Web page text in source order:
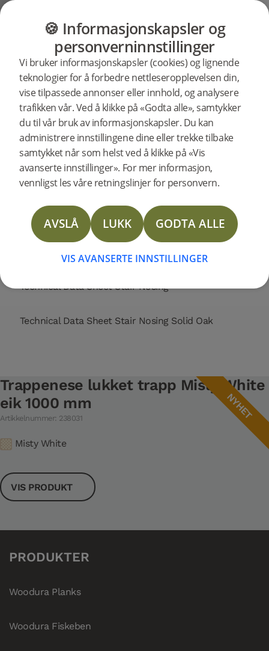
GULV MØBLER PRODUKTER
🍪 Informasjonskapsler og
personverninnstillinger
Vi bruker informasjonskapsler (cookies) og lignende
teknologier for å forbedre nettleseropplevelsen din,
vise tilpassede annonser eller innhold, og analysere
trafikken vår. Ved å klikke på «Godta alle», samtykker
du til vår bruk av informasjonskapsler. Du kan
administrere innstillingene dine eller trekke tilbake
samtykket når som helst ved å klikke på «Vis
avanserte innstillinger». For mer informasjon,
vennligst les våre retningslinjer for personvern.
AVSLÅ LUKK GODTA ALLE
VIS AVANSERTE INNSTILLINGER
Søkestøtte
etter
spesifikke
produkter
238031 Trappenese lukket trapp Misty White eik 1000 mm
Brukerstøtte Produktstøtte Trappeneser
Trappenese lukket trapp Misty
White eik 1000 mm støtte
Installation instructions Stair nosing for Open
Staircase
Installation instructions Stair nosing for Closed
Staircase
DOP Stair nose
Technical Data Sheet Stair Nosing
Technical Data Sheet Stair Nosing Solid Oak
NYHET
Trappenese lukket trapp Misty White
eik 1000 mm
Artikkelnummer: 238031
Misty White
VIS PRODUKT
PRODUKTER
Woodura Planks
Woodura Fiskeben